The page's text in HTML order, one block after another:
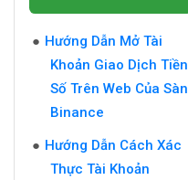
Hướng Dẫn Mở Tài
Khoản Giao Dịch Tiền
Số Trên Web Của Sàn
Binance
Hướng Dẫn Cách Xác
Thực Tài Khoản